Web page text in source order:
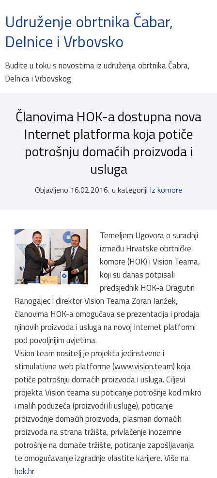
Udruženje obrtnika Čabar,
Delnice i Vrbovsko
Budite u toku s novostima iz udruženja obrtnika Čabra,
Delnica i Vrbovskog
Članovima HOK-a dostupna nova
Internet platforma koja potiče
potrošnju domaćih proizvoda i
usluga
Objavljeno 16.02.2016. u kategoriji Iz komore
Temeljem Ugovora o suradnji
između Hrvatske obrtničke
komore (HOK) i Vision Teama,
koji su danas potpisali
predsjednik HOK-a Dragutin
Ranogajec i direktor Vision Teama Zoran Janžek,
članovima HOK-a omogućava se prezentacija i prodaja
njihovih proizvoda i usluga na novoj Internet platformi
pod povoljnijim uvjetima.
Vision team nositelj je projekta jedinstvene i
stimulativne web platforme (www.vision.team) koja
potiče potrošnju domaćih proizvoda i usluga. Ciljevi
projekta Vision teama su poticanje potrošnje kod mikro
i malih poduzeća (proizvodi ili usluge), poticanje
proizvodnje domaćih proizvoda, plasman domaćih
proizvoda na strana tržišta, privlačenje inozemne
potrošnje na domaće tržište, poticanje zapošljavanja
te omogućavanje izgradnje vlastite karijere. Više na
hok.hr